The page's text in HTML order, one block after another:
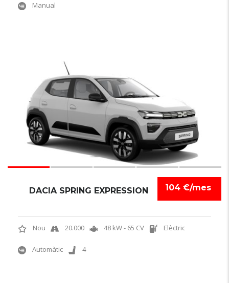
Manual
104 €/mes
DACIA SPRING EXPRESSION
Nou 20.000 48 kW - 65 CV Elèctric
Automàtic 4